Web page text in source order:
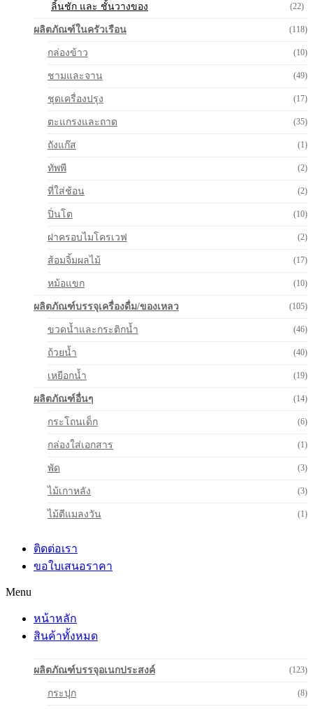
ลิ้นชัก และ ชั้นวางของ (22)
ผลิตภัณฑ์ในครัวเรือน (118)
กล่องข้าว (10)
ชามและจาน (49)
ชุดเครื่องปรุง (17)
ตะแกรงและถาด (35)
ถังแก๊ส (1)
ทัพพี (2)
ที่ใส่ช้อน (2)
ปิ่นโต (10)
ฝาครอบไมโครเวฟ (2)
ส้อมจิ้มผลไม้ (17)
หม้อแขก (10)
ผลิตภัณฑ์บรรจุเครื่องดื่ม/ของเหลว (105)
ขวดน้ำและกระติกน้ำ (46)
ถ้วยน้ำ (40)
เหยือกน้ำ (19)
ผลิตภัณฑ์อื่นๆ (14)
กระโถนเด็ก (6)
กล่องใส่เอกสาร (1)
พัด (3)
ไม้เกาหลัง (3)
ไม้ตีแมลงวัน (1)
ติดต่อเรา
ขอใบเสนอราคา
Menu
หน้าหลัก
สินค้าทั้งหมด
ผลิตภัณฑ์บรรจุอเนกประสงค์ (123)
กระปุก (8)